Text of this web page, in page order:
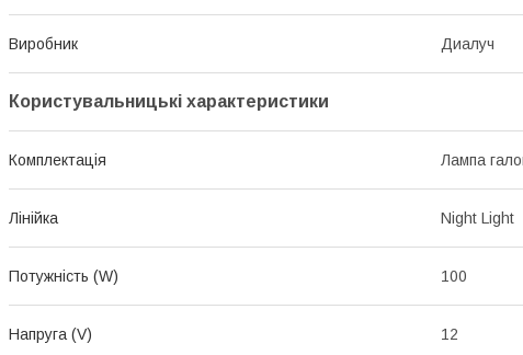
Виробник Диалуч
Користувальницькі характеристики
Комплектація Лампа
Лінійка Night Light
Потужність (W) 100
Напруга (V) 12